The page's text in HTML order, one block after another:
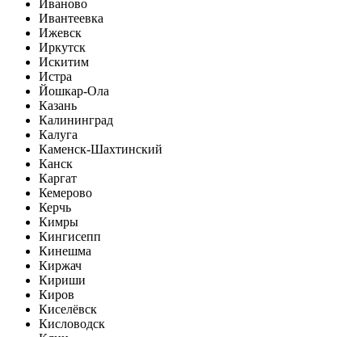
Иваново
Ивантеевка
Ижевск
Иркутск
Искитим
Истра
Йошкар-Ола
Казань
Калининград
Калуга
Каменск-Шахтинский
Канск
Каргат
Кемерово
Керчь
Кимры
Кингисепп
Кинешма
Киржач
Кириши
Киров
Киселёвск
Кисловодск